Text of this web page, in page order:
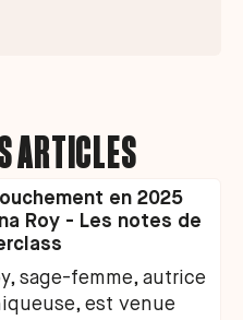
ARTICLES
en 2025
Roy - Les notes de
sage-femme, autrice
est venue